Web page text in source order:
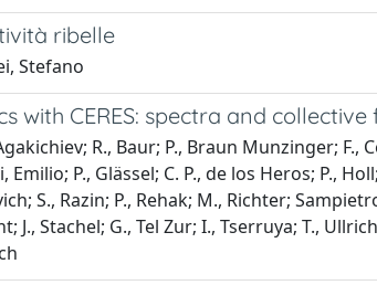
ribelle
Stefano
with CERES: spectra and collective
R., Baur; P., Braun Munzinger;
Emilio; P., Glässel; C. P., de los Heros; P.,
S., Razin; P., Rehak; M., Richter;
J., Stachel; G., Tel Zur; I., Tserruya; T.,